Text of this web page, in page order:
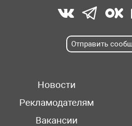
Отправить
Новости
Рекламодателям
Вакансии